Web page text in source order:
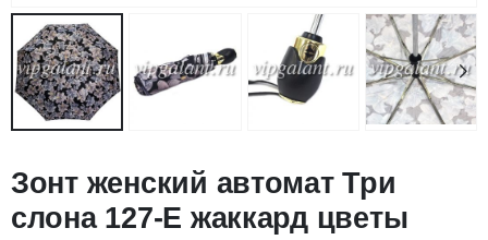
Зонт женский автомат Три
слона 127-E жаккард цветы